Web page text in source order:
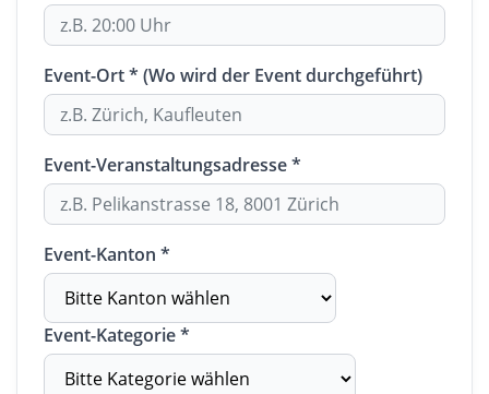
Event-Ort * (Wo wird der Event durchgeführt)
Event-Veranstaltungsadresse *
Event-Kanton *
Event-Kategorie *